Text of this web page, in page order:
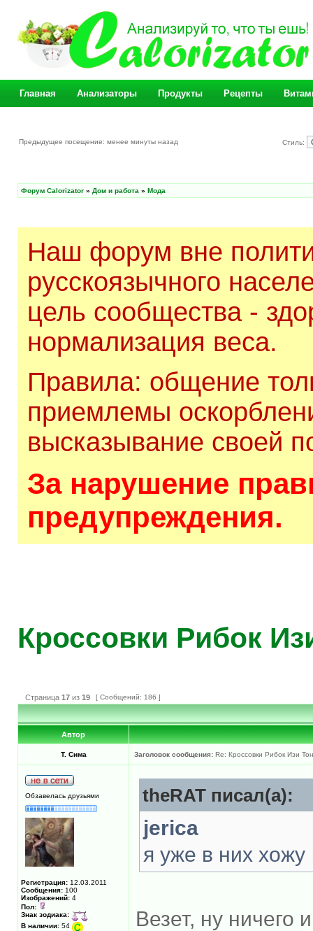
Главная Анализаторы Продукты Рецепты
Предыдущее посещение: менее минуты назад Стиль:
Форум Calorizator » Дом и работа » Мода
Наш форум вне
русскоязычного
цель сообщества -
нормализация веса.
Правила: общение
приемлемы
высказывание своей
За нарушение
предупреждения.
Кроссовки Рибок
Страница 17 из 19 [ Сообщений: 186 ]
Автор
Т. Сима Заголовок сообщения: Re: Кроссовки Рибок Изи
Обзавелась друзьями
Регистрация: 12.03.2011
Сообщения: 100
Изображений: 4
Пол:
Знак зодиака:
В наличии: 54
theRAT писал(а):
jerica
я уже в них хожу
Везет, ну ничего